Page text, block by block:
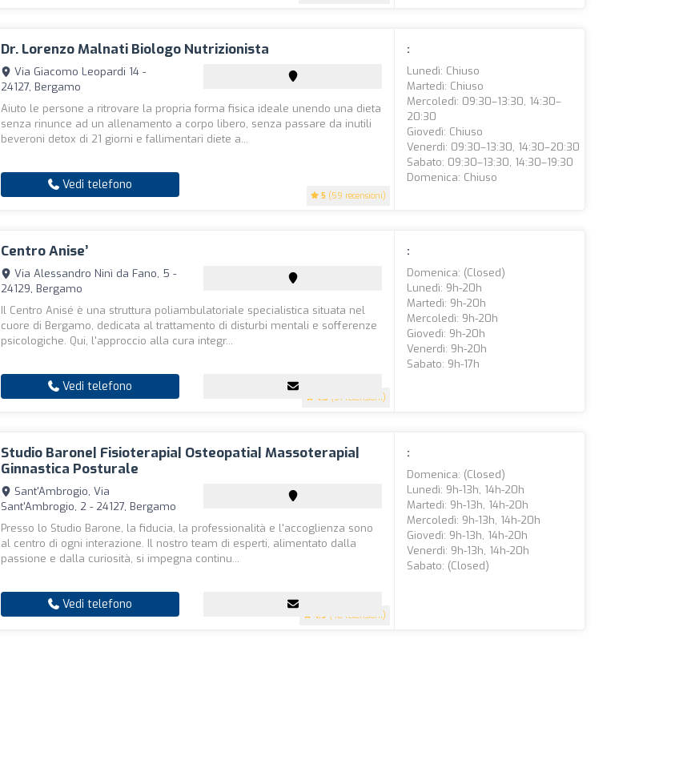
Dr. Lorenzo Malnati Biologo Nutrizionista
5 (59 recensioni)
Via Giacomo Leopardi 14 -
24127, Bergamo
Aiuto le persone a ritrovare la propria forma fisica ideale unendo una dieta
senza rinunce ad un allenamento a corpo libero, senza passare da inutili
beveroni detox di 21 giorni e fallimentari diete a...
Vedi telefono
:
Lunedì: Chiuso
Martedì: Chiuso
Mercoledì: 09:30–13:30, 14:30–
20:30
Giovedì: Chiuso
Venerdì: 09:30–13:30, 14:30–20:30
Sabato: 09:30–13:30, 14:30–19:30
Domenica: Chiuso
Centro Anise’
4.3 (61 recensioni)
Via Alessandro Ninì da Fano, 5 -
24129, Bergamo
Il Centro Anisé è una struttura poliambulatoriale specialistica situata nel
cuore di Bergamo, dedicata al trattamento di disturbi mentali e sofferenze
psicologiche. Qui, l'approccio alla cura integr...
Vedi telefono
:
Domenica: (closed)
Lunedì: 9h-20h
Martedì: 9h-20h
Mercoledì: 9h-20h
Giovedì: 9h-20h
Venerdì: 9h-20h
Sabato: 9h-17h
Studio Barone| Fisioterapia| Osteopatia| Massoterapia|
Ginnastica Posturale
4.9 (48 recensioni)
Sant'Ambrogio, Via
Sant'Ambrogio, 2 - 24127, Bergamo
Presso lo Studio Barone, la fiducia, la professionalità e l'accoglienza sono
al centro di ogni interazione. Il nostro team di esperti, alimentato dalla
passione e dalla curiosità, si impegna continu...
Vedi telefono
:
Domenica: (closed)
Lunedì: 9h-13h, 14h-20h
Martedì: 9h-13h, 14h-20h
Mercoledì: 9h-13h, 14h-20h
Giovedì: 9h-13h, 14h-20h
Venerdì: 9h-13h, 14h-20h
Sabato: (closed)